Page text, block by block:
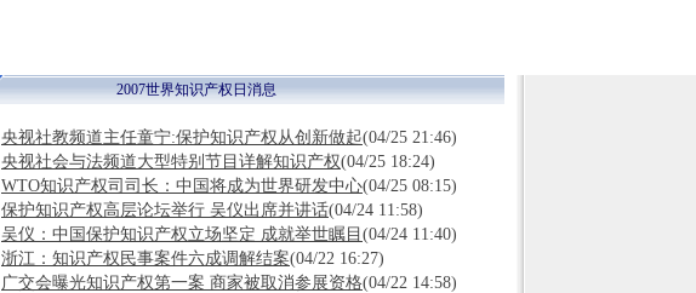
2007世界知识产权日消息
央视社教频道主任童宁:保护知识产权从创新做起(04/25 21:46)
央视社会与法频道大型特别节目详解知识产权(04/25 18:24)
WTO知识产权司司长：中国将成为世界研发中心(04/25 08:15)
保护知识产权高层论坛举行 吴仪出席并讲话(04/24 11:58)
吴仪：中国保护知识产权立场坚定 成就举世瞩目 (04/24 11:40)
浙江：知识产权民事案件六成调解结案(04/22 16:27)
广交会曝光知识产权第一案 商家被取消参展资格(04/22 14:58)